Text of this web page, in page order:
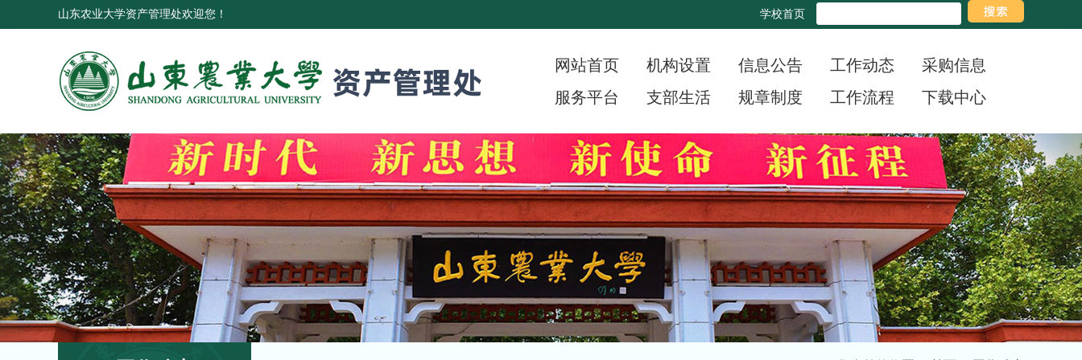
山东农业大学资产管理处欢迎您！ 学校首页
网站首页 机构设置 信息公告 工作动态
采购信息
服务平台
支部生活 规章制度 工作流程 下载中心